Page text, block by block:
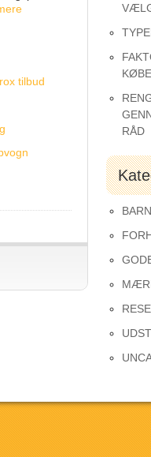
tilbud
RÅD